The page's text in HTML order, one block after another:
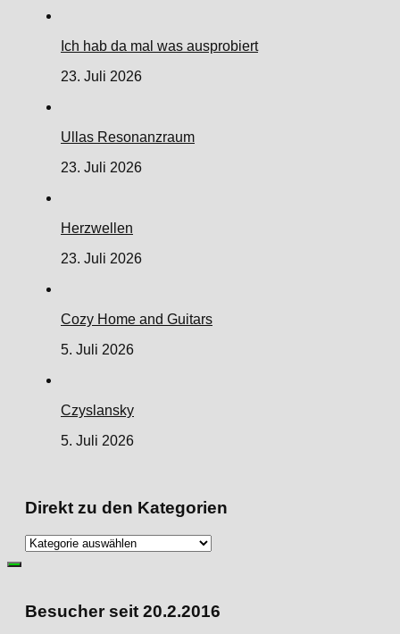
Ich hab da mal was ausprobiert
23. Juli 2026
Ullas Resonanzraum
23. Juli 2026
Herzwellen
23. Juli 2026
Cozy Home and Guitars
5. Juli 2026
Czyslansky
5. Juli 2026
Direkt zu den Kategorien
Direkt
Besucher seit 20.2.2016